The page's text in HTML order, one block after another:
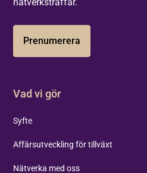
nätverksträffar.
Prenumerera
Vad vi gör
Syfte
Affärsutveckling för tillväxt
Nätverka med oss